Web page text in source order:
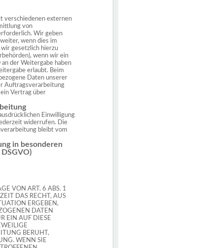
verschiedenen externen
von
Wir geben
wenn dies im
gesetzlich hierzu
wenn wir ein
der Weitergabe haben
erlaubt. Beim
Daten unserer
Auftragsverarbeitung
Vertrag über
Einwilligung
widerrufen. Die
bleibt vom
in besonderen
VON ART. 6 ABS. 1
DAS RECHT, AUS
ERGEBEN,
DATEN
EIN AUF DIESE
BERUHT,
WENN SIE